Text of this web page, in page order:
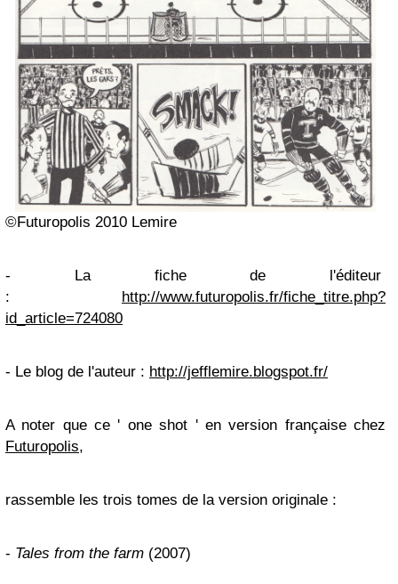
©Futuropolis 2010 Lemire
- La fiche de l'éditeur
: http://www.futuropolis.fr/fiche_titre.php?
id_article=724080
- Le blog de l'auteur : http://jefflemire.blogspot.fr/
A noter que ce ' one shot ' en version française chez
Futuropolis,
rassemble les trois tomes de la version originale :
- Tales from the farm (2007)